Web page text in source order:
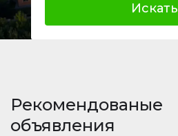
Искать
Рекомендованые
объявления